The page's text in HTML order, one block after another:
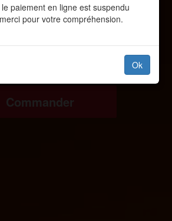
Commander
paiement en ligne est suspendu
pour votre compréhension.
Ok